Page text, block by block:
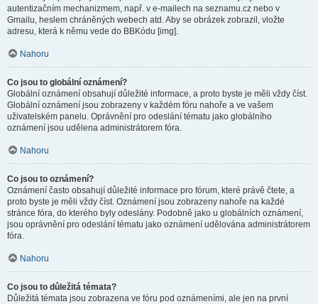
autentizačním mechanizmem, např. v e-mailech na seznamu.cz nebo v
Gmailu, heslem chráněných webech atd. Aby se obrázek zobrazil, vložte
adresu, která k němu vede do BBKódu [img].
Nahoru
Co jsou to globální oznámení?
Globální oznámení obsahují důležité informace, a proto byste je měli vždy číst.
Globální oznámení jsou zobrazeny v každém fóru nahoře a ve vašem
uživatelském panelu. Oprávnění pro odeslání tématu jako globálního
oznámení jsou udělena administrátorem fóra.
Nahoru
Co jsou to oznámení?
Oznámení často obsahují důležité informace pro fórum, které právě čtete, a
proto byste je měli vždy číst. Oznámení jsou zobrazeny nahoře na každé
stránce fóra, do kterého byly odeslány. Podobně jako u globálních oznámení,
jsou oprávnění pro odeslání tématu jako oznámení udělována administrátorem
fóra.
Nahoru
Co jsou to důležitá témata?
Důležitá témata jsou zobrazena ve fóru pod oznámeními, ale jen na první